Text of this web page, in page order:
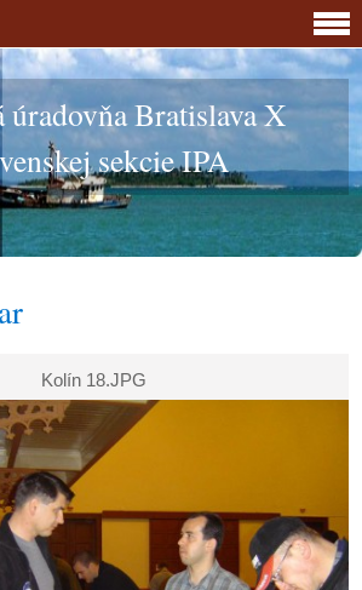
úradovňa Bratislava X
sekcie IPA
Kolín 18.JPG